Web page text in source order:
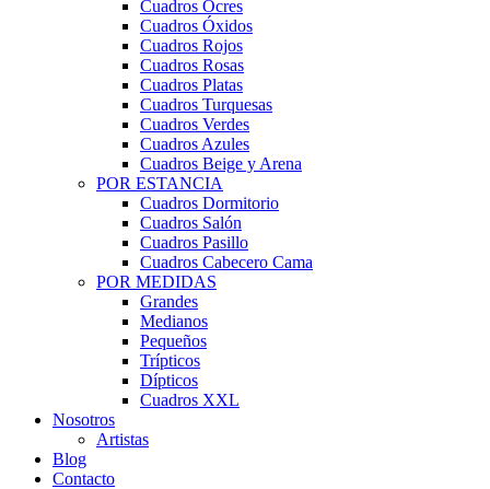
Cuadros Ocres
Cuadros Óxidos
Cuadros Rojos
Cuadros Rosas
Cuadros Platas
Cuadros Turquesas
Cuadros Verdes
Cuadros Azules
Cuadros Beige y Arena
POR ESTANCIA
Cuadros Dormitorio
Cuadros Salón
Cuadros Pasillo
Cuadros Cabecero Cama
POR MEDIDAS
Grandes
Medianos
Pequeños
Trípticos
Dípticos
Cuadros XXL
Nosotros
Artistas
Blog
Contacto